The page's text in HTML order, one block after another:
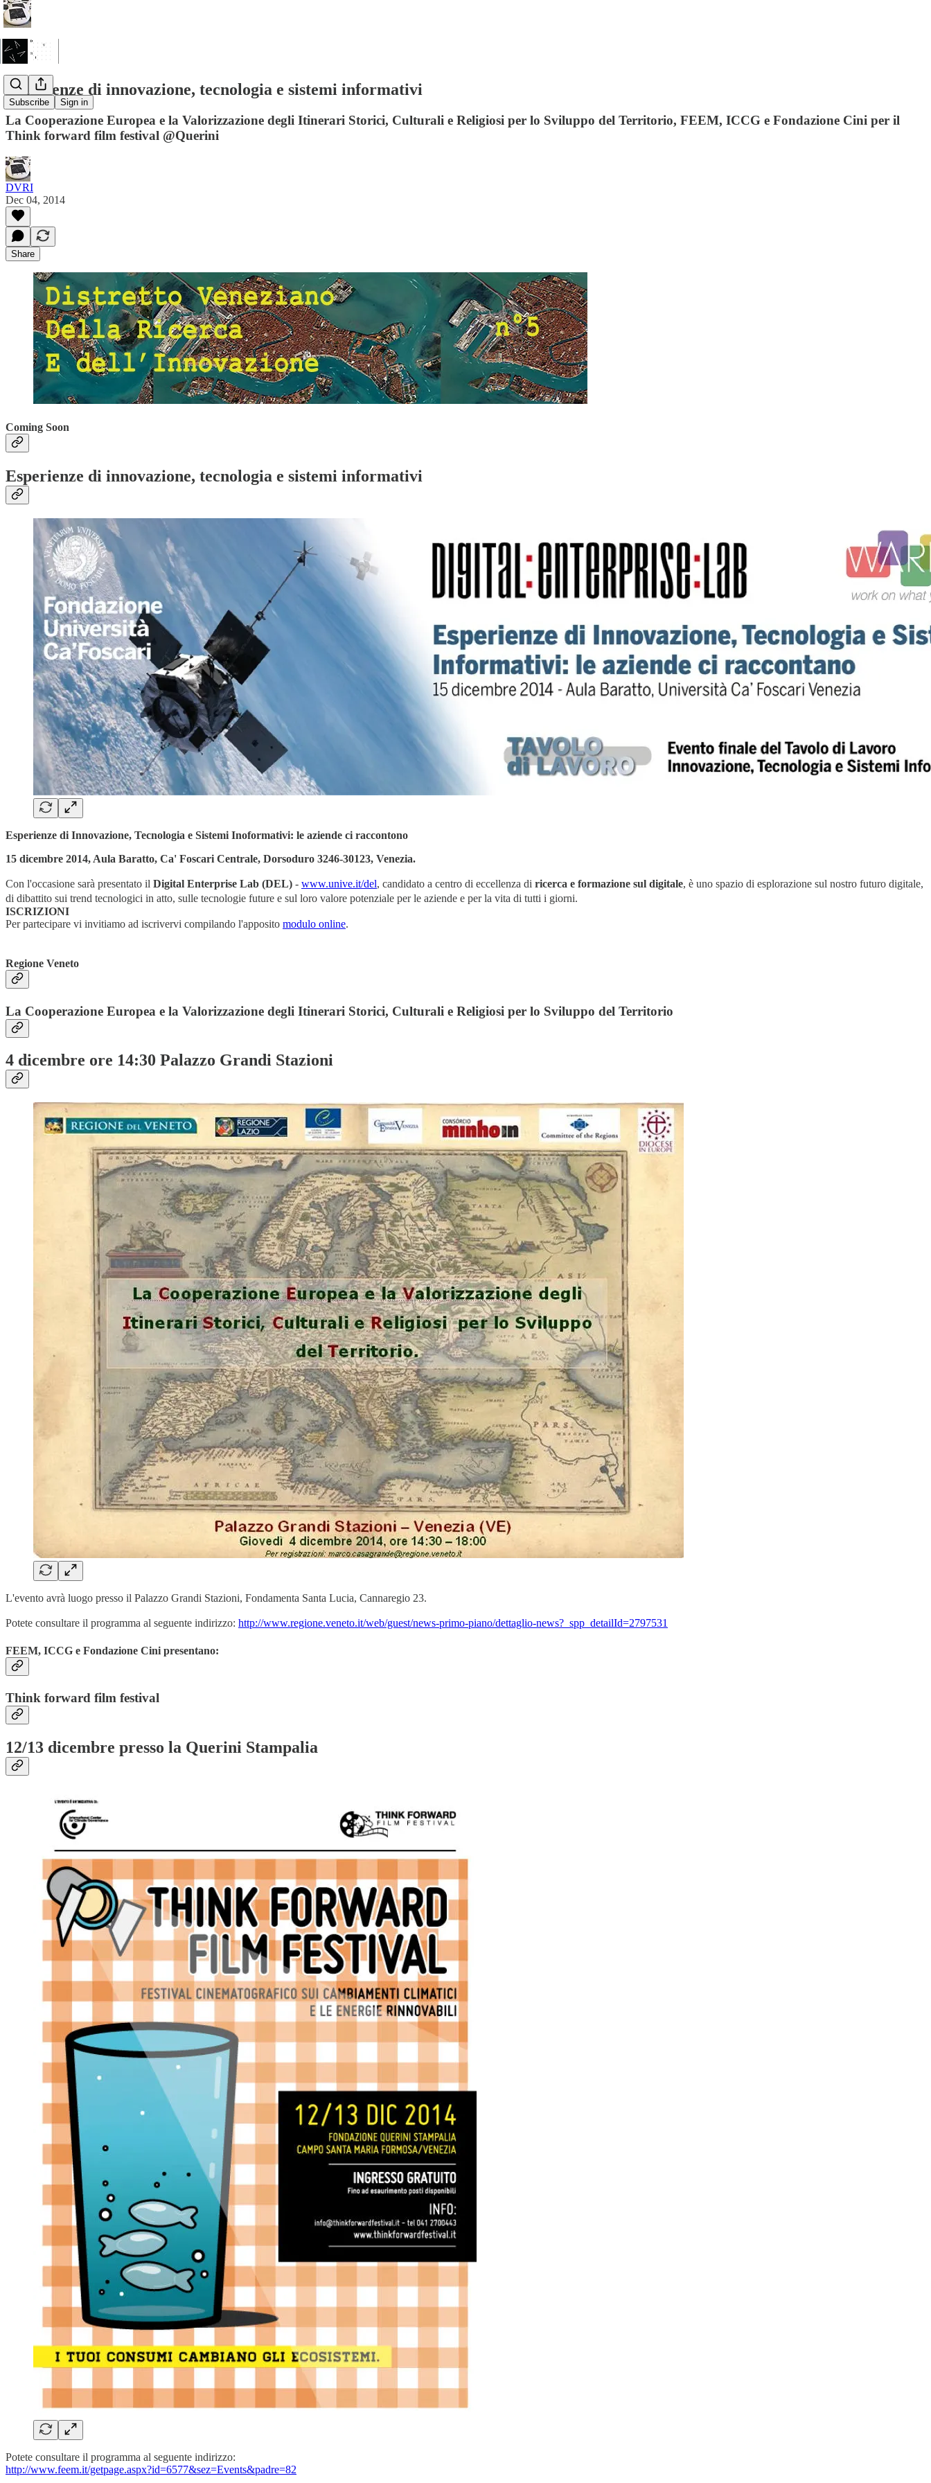
Subscribe Sign in
Esperienze di innovazione, tecnologia e sistemi informativi
La Cooperazione Europea e la Valorizzazione degli Itinerari Storici, Culturali e Religiosi per lo Sviluppo del Territorio, FEEM, ICCG e Fondazione Cini per il
Think forward film festival @Querini
DVRI
Dec 04, 2014
Share
Coming Soon
Esperienze di innovazione, tecnologia e sistemi informativi
Esperienze di Innovazione, Tecnologia e Sistemi Inoformativi: le aziende ci raccontono
15 dicembre 2014, Aula Baratto, Ca' Foscari Centrale, Dorsoduro 3246-30123, Venezia.
Con l'occasione sarà presentato il Digital Enterprise Lab (DEL) - www.unive.it/del, candidato a centro di eccellenza di ricerca e formazione sul digitale, è uno spazio di esplorazione sul nostro futuro digitale,
di dibattito sui trend tecnologici in atto, sulle tecnologie future e sul loro valore potenziale per le aziende e per la vita di tutti i giorni.
ISCRIZIONI
Per partecipare vi invitiamo ad iscrivervi compilando l'apposito modulo online.
Regione Veneto
La Cooperazione Europea e la Valorizzazione degli Itinerari Storici, Culturali e Religiosi per lo Sviluppo del Territorio
4 dicembre ore 14:30 Palazzo Grandi Stazioni
L'evento avrà luogo presso il Palazzo Grandi Stazioni, Fondamenta Santa Lucia, Cannaregio 23.
Potete consultare il programma al seguente indirizzo: http://www.regione.veneto.it/web/guest/news-primo-piano/dettaglio-news?_spp_detailId=2797531
FEEM, ICCG e Fondazione Cini presentano:
Think forward film festival
12/13 dicembre presso la Querini Stampalia
Potete consultare il programma al seguente indirizzo:
http://www.feem.it/getpage.aspx?id=6577&sez=Events&padre=82